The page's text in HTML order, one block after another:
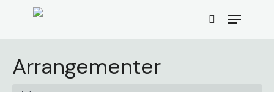
content
search
Menu
Arrangementer